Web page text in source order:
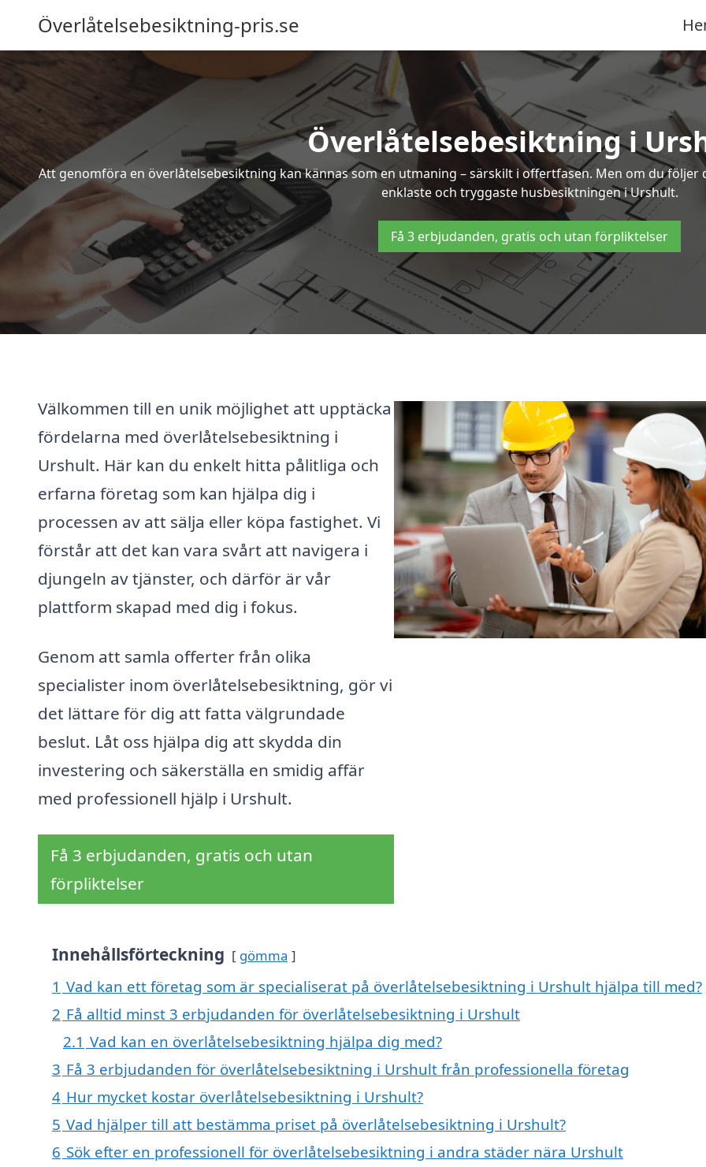
Överlåtelsebesiktning-pris.se
Överlåtelsebesiktning i
Att genomföra en överlåtelsebesiktning kan kännas som en utmaning – särskilt i offertfasen. Men om du
enklaste och tryggaste husbesiktningen i Urshult.
Få 3 erbjudanden, gratis och utan förpliktelser
Välkommen till en unik möjlighet att upptäcka
fördelarna med överlåtelsebesiktning i
Urshult. Här kan du enkelt hitta pålitliga och
erfarna företag som kan hjälpa dig i
processen av att sälja eller köpa fastighet. Vi
förstår att det kan vara svårt att navigera i
djungeln av tjänster, och därför är vår
plattform skapad med dig i fokus.
Genom att samla offerter från olika
specialister inom överlåtelsebesiktning, gör vi
det lättare för dig att fatta välgrundade
beslut. Låt oss hjälpa dig att skydda din
investering och säkerställa en smidig affär
med professionell hjälp i Urshult.
Få 3 erbjudanden, gratis och utan
förpliktelser
Innehållsförteckning gömma
1 Vad kan ett företag som är specialiserat på överlåtelsebesiktning i Urshult hjälpa till med?
2 Få alltid minst 3 erbjudanden för överlåtelsebesiktning i Urshult
2.1 Vad kan en överlåtelsebesiktning hjälpa dig med?
3 Få 3 erbjudanden för överlåtelsebesiktning i Urshult från professionella företag
4 Hur mycket kostar överlåtelsebesiktning i Urshult?
5 Vad hjälper till att bestämma priset på överlåtelsebesiktning i Urshult?
6 Sök efter en professionell för överlåtelsebesiktning i andra städer nära Urshult